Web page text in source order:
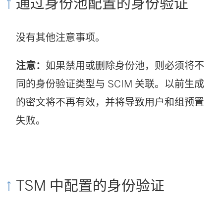
通过身份池配置的身份验证
没有其他注意事项。
注意： 如果禁用或删除身份池，则必须将不
同的身份验证类型与 SCIM 关联。以前生成
的密文将不再有效，并将导致用户和组预置
失败。
TSM 中配置的身份验证